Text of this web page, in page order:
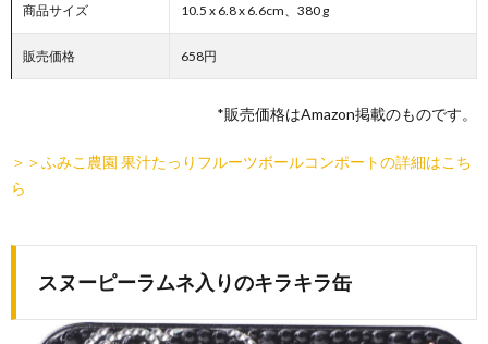
商品サイズ 10.5 x 6.8 x 6.6cm、380 g
販売価格 658円
*販売価格はAmazon掲載のものです。
＞＞ふみこ農園 果汁たっりフルーツボールコンポートの詳細はこち
ら
スヌーピーラムネ入りのキラキラ缶